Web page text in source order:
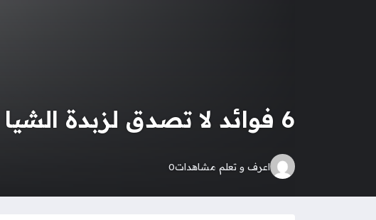
6 فوائد لا تصدق لزبدة الشيا
اعرف و تعلم مشاهدات0